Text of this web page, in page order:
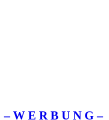
– W Ε R Β U Ν G –